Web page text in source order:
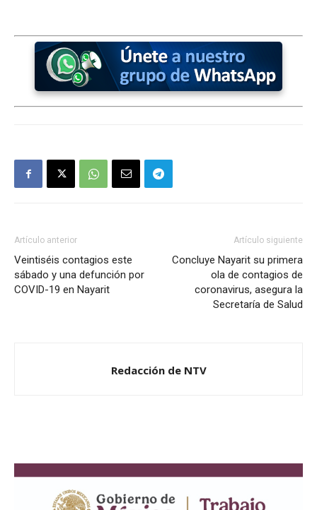
Artículo anterior
Veintiséis contagios este
sábado y una defunción por
COVID-19 en Nayarit
Artículo siguiente
Concluye Nayarit su primera
ola de contagios de
coronavirus, asegura la
Secretaría de Salud
Redacción de NTV